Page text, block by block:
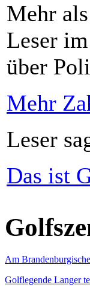
Mehr
Leser
über
Mehr
Leser
Das ist
Am
Golflegende Langer